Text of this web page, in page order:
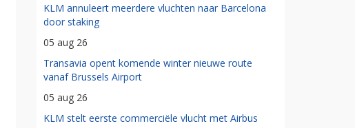
KLM annuleert meerdere vluchten naar Barcelona
door staking
05 aug 26
Transavia opent komende winter nieuwe route
vanaf Brussels Airport
05 aug 26
KLM stelt eerste commerciële vlucht met Airbus